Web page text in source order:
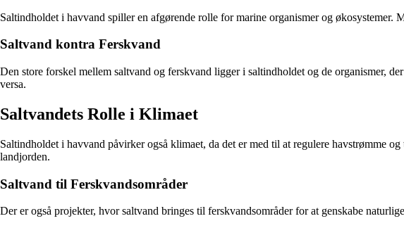
Saltindholdet i havvand spiller en afgørende rolle for marine organismer og
Saltvand kontra Ferskvand
Den store forskel mellem saltvand og ferskvand ligger i saltindholdet og de organismer,
versa.
Saltvandets Rolle i Klimaet
Saltindholdet i havvand påvirker også klimaet, da det er med til at regulere havstrømme
landjorden.
Saltvand til Ferskvandsområder
Der er også projekter, hvor saltvand bringes til ferskvandsområder for at genskabe